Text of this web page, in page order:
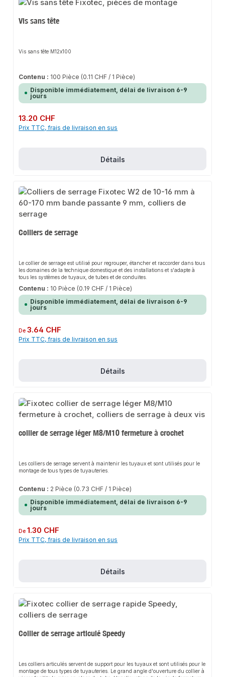
Vis sans tête
Vis sans tête M12x100
Contenu : 100 Pièce (0.11 CHF / 1 Pièce)
Disponible immédiatement, délai de livraison 6-9
jours
Prix régulier :
13.20 CHF
Prix TTC, frais de livraison en sus
Détails
Colliers de serrage
Le collier de serrage est utilisé pour regrouper, étancher et raccorder dans tous
les domaines de la technique domestique et des installations et s'adapte à
tous les systèmes de tuyaux, de tubes et de conduites.
Contenu : 10 Pièce (0.19 CHF / 1 Pièce)
Disponible immédiatement, délai de livraison 6-9
jours
Prix régulier :
De3.64 CHF
Prix TTC, frais de livraison en sus
Détails
collier de serrage léger M8/M10 fermeture à crochet
Les colliers de serrage servent à maintenir les tuyaux et sont utilisés pour le
montage de tous types de tuyauteries.
Contenu : 2 Pièce (0.73 CHF / 1 Pièce)
Disponible immédiatement, délai de livraison 6-9
jours
Prix régulier :
De1.30 CHF
Prix TTC, frais de livraison en sus
Détails
Collier de serrage articulé Speedy
Les colliers articulés servent de support pour les tuyaux et sont utilisés pour le
montage de tous types de tuyauteries. Le grand angle d'ouverture du collier à